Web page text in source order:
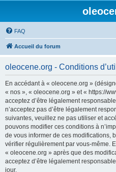
FAQ
Accueil du forum
oleocene.org - Conditions
En accédant à « oleocene.org »
« nos », « oleocene.org » et « https://
acceptez d’être légalement
n’acceptez pas d’être légalement
suivantes, veuillez ne pas utiliser et
pouvons modifier ces conditions à
de vous informer de ces modifications,
vérifier régulièrement par vous-même.
« oleocene.org » après que des
acceptez d’être légalement
jour.